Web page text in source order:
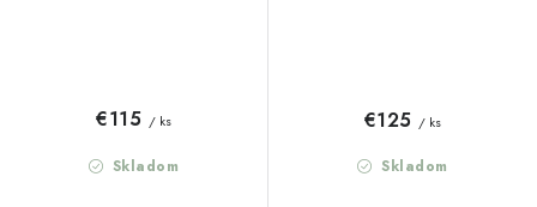
Skladom
€115 / ks
Skladom
€125 / ks